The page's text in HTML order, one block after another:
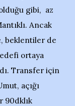
gibi, az
Ancak
beklentiler de
ortaya
Transfer için
açığı
90dklık